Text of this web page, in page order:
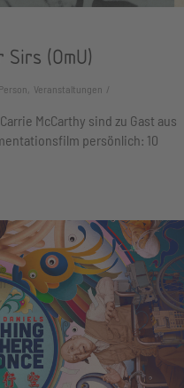
Sirs (OmU)
Veranstaltungen
McCarthy sind zu Gast aus
persönlich: 10